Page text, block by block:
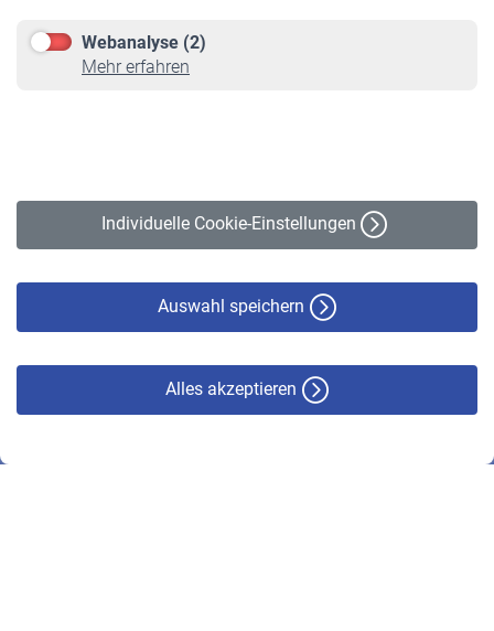
Webanalyse (2)
Mehr erfahren
Individuelle Cookie-Einstellungen
Auswahl speichern
Alles akzeptieren
Online-Rechner
VBLnewsletter
Erklärung zur Barrierefreiheit
© VBL 2026